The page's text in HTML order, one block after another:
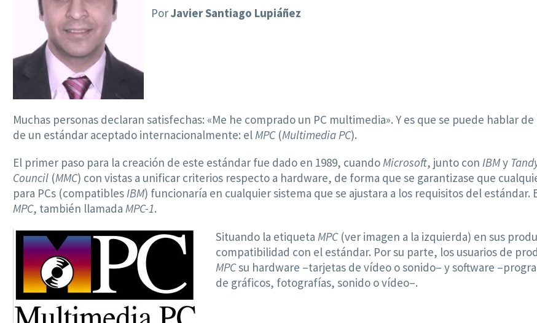
PorJavier Santiago Lupiáñez
Muchas personas declaran satisfechas: «Me he comprado un PC multimedia». Y es que se puede hablar
de un estándar aceptado internacionalmente: el MPC (Multimedia PC).
El primer paso para la creación de este estándar fue dado en 1989, cuandoMicrosoft, junto con IBMy
Council (MMC) con vistas a unificar criterios respecto a hardware, de forma que se garantizase que
para PCs (compatiblesIBM) funcionaría en cualquier sistema que se ajustara a los requisitos del estándar.
MPC, también llamada MPC-1.
Situando la etiquetaMPC(ver imagen a la izquierda) en sus
compatibilidad con el estándar. Por su parte, los usuarios de
MPCsu hardware –tarjetas de vídeo o sonido– y software
de gráficos, fotografías, sonido o vídeo–.